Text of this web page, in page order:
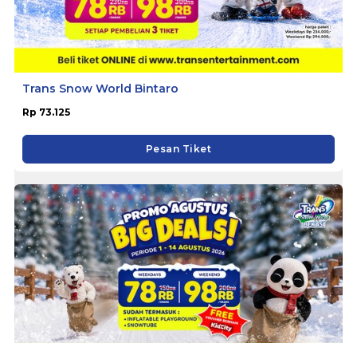
Trans Snow World Bintaro
Rp 73.125
Pesan Tiket